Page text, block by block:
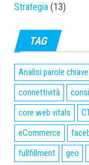
Strategia (13)
TAG
Analisi parole chiave
connettività
core web vitals
eCommerce
fullfillment
geo